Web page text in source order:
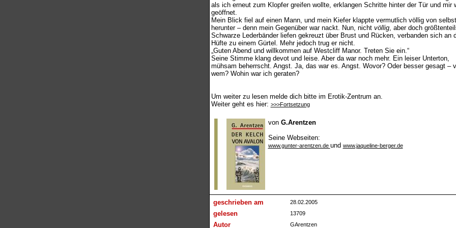
als ich erneut zum Klopfer greifen wollte, erklangen Schritte hinter der Tür und mir
geöffnet.
Mein Blick fiel auf einen Mann, und mein Kiefer klappte vermutlich völlig von selbst
herunter – denn mein Gegenüber war nackt. Nun, nicht völlig, aber doch
Schwarze Lederbänder liefen gekreuzt über Brust und Rücken, verbanden sich an
Hüfte zu einem Gürtel. Mehr jedoch trug er nicht.
„Guten Abend und willkommen auf Westcliff Manor. Treten Sie ein.“
Seine Stimme klang devot und leise. Aber da war noch mehr. Ein leiser Unterton,
mühsam beherrscht. Angst. Ja, das war es. Angst. Wovor? Oder besser gesagt –
wem? Wohin war ich geraten?
Um weiter zu lesen melde dich bitte im Erotik-Zentrum an.
Weiter geht es hier: >>>Fortsetzung
vonG.Arentzen
Seine Webseiten:
www.gunter-arentzen.de und www.jaqueline-berger.de
geschrieben am 28.02.2005
gelesen 13709
Autor GArentzen